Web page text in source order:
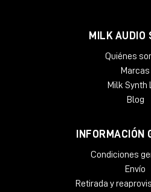
MILK AUDIO
Quiénes
Marcas
Milk Synth
Blog
INFORMACIÓN
Condiciones
Envío
Retirada y